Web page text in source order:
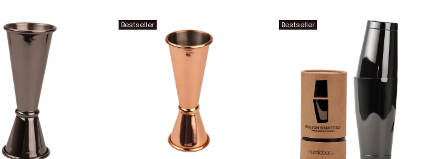
Bestseller Bestseller